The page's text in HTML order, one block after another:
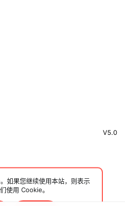
V5.0
如果您继续使用本站，则表示
使用 Cookie。